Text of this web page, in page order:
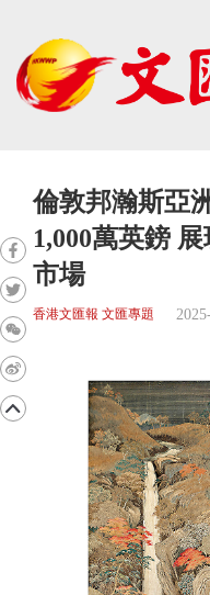
倫敦邦瀚斯亞
1,000萬英鎊
市場
香港文匯報 文匯專題